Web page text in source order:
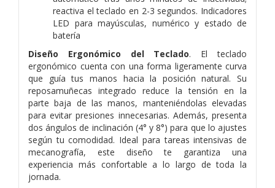
reactiva el teclado en 2-3 segundos. Indicadores
LED para mayúsculas, numérico y estado de
batería
Diseño Ergonómico del Teclado. El teclado
ergonómico cuenta con una forma ligeramente curva
que guía tus manos hacia la posición natural. Su
reposamuñecas integrado reduce la tensión en la
parte baja de las manos, manteniéndolas elevadas
para evitarpresiones innecesarias. Además, presenta
dos ángulos de inclinación (4° y 8°) para que lo ajustes
según tu comodidad. Ideal paratareas intensivas de
mecanografía, este diseño te garantiza una
experiencia más confortable a lo largo de toda la
jornada.